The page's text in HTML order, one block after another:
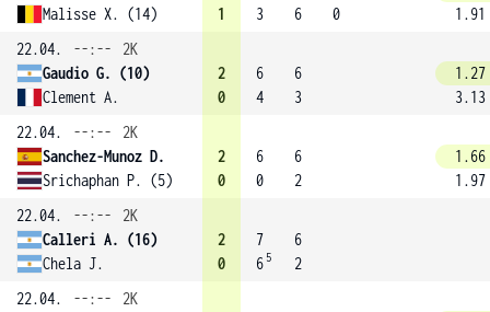
Malisse X. (14)
1
3
6
0
1.91
22.04.
--:--
2K
Gaudio G. (10)
Clement A.
2
0
6
4
6
3
1.27
3.13
22.04.
--:--
2K
Sanchez-Munoz D.
Srichaphan P. (5)
2
0
6
0
6
2
1.66
1.97
22.04.
--:--
2K
Calleri A. (16)
Chela J.
2
0
7
6 5
6
2
22.04.
--:--
2K